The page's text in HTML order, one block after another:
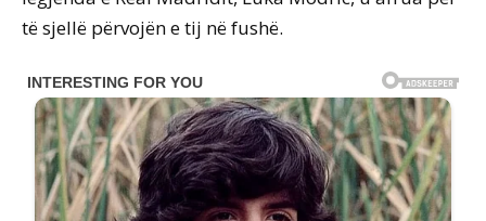
të sjellë përvojën e tij në fushë.